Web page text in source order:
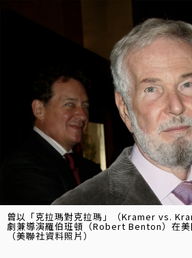
曾以「克拉瑪對克拉瑪」（Kramer vs.
劇兼導演羅伯班頓（Robert Benton）在美
（美聯社資料照片）